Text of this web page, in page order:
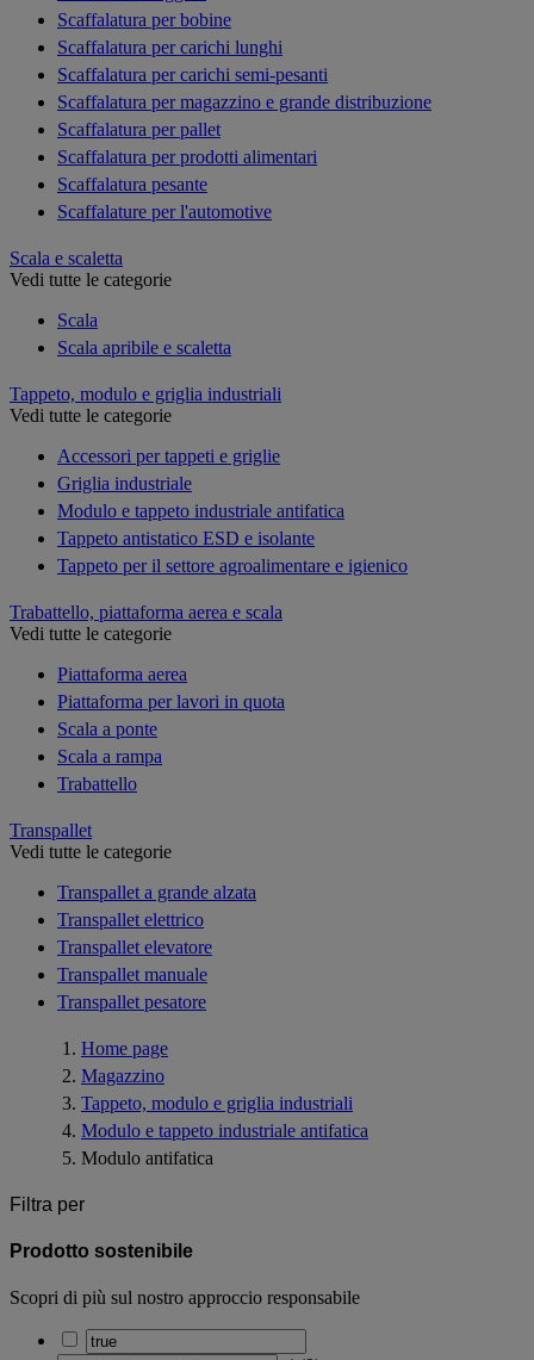
Scaffalatura per bobine
Scaffalatura per carichi lunghi
Scaffalatura per carichi semi-pesanti
Scaffalatura per magazzino e grande distribuzione
Scaffalatura per pallet
Scaffalatura per prodotti alimentari
Scaffalatura pesante
Scaffalature per l'automotive
Scala e scaletta
Vedi tutte le categorie
Scala
Scala apribile e scaletta
Tappeto, modulo e griglia industriali
Vedi tutte le categorie
Accessori per tappeti e griglie
Griglia industriale
Modulo e tappeto industriale antifatica
Tappeto antistatico ESD e isolante
Tappeto per il settore agroalimentare e igienico
Trabattello, piattaforma aerea e scala
Vedi tutte le categorie
Piattaforma aerea
Piattaforma per lavori in quota
Scala a ponte
Scala a rampa
Trabattello
Transpallet
Vedi tutte le categorie
Transpallet a grande alzata
Transpallet elettrico
Transpallet elevatore
Transpallet manuale
Transpallet pesatore
Home page
Magazzino
Tappeto, modulo e griglia industriali
Modulo e tappeto industriale antifatica
Modulo antifatica
Filtra per
Prodotto sostenibile
Scopri di più sul nostro approccio responsabile